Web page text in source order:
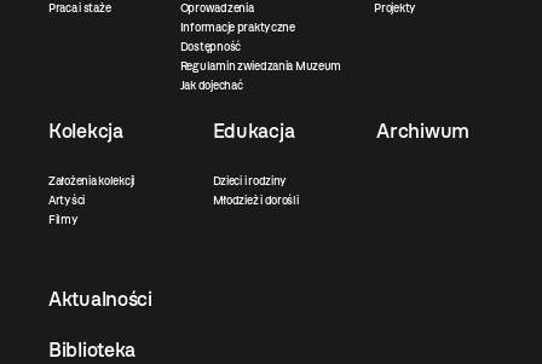
Praca i staże
Oprowadzenia
Informacje praktyczne
Dostępność
Regulamin zwiedzania Muzeum
Jak dojechać
Projekty
Kolekcja
Założenia kolekcji
Artyści
Filmy
Edukacja
Dzieci i rodziny
Młodzież i dorośli
Archiwum
Aktualności
Biblioteka